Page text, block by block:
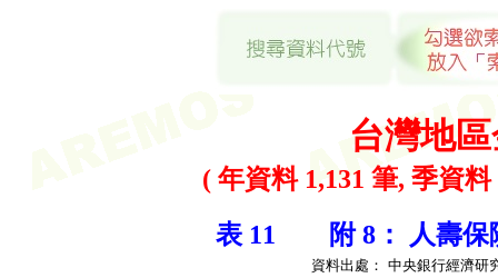
台灣地
( 年資料 1,131 筆, 季資
表 11 附 8： 人壽保
資料出處： 中央銀行經濟研